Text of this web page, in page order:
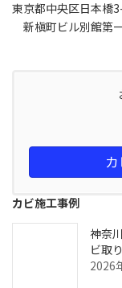
東京都中央区日本橋
新槇町ビル別館第
カビ施工事例
神奈
ビ取
2026